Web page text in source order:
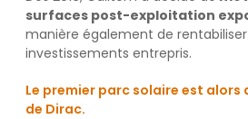
surfaces post-exploitation
manière également de
investissements entrepris.
Le premier parc solaire est alors
de Dirac.